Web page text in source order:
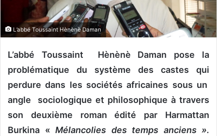
o
u
r
i
e
L’abbé Toussaint Hènènè Daman
L’abbé Toussaint Hènènè Daman pose la
problématique du système des castes qui
perdure dans les sociétés africaines sous un
angle sociologique et philosophique à travers
son deuxième roman édité par Harmattan
Burkina « Mélancolies des temps anciens ».